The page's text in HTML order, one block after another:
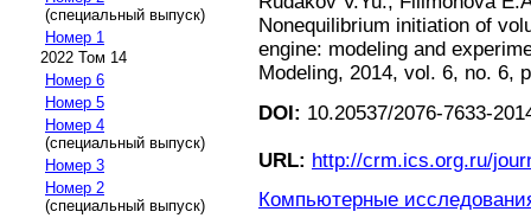
(специальный выпуск)
Номер 1
2022 Том 14
Номер 6
Номер 5
Номер 4
(специальный выпуск)
Номер 3
Номер 2
(специальный выпуск)
Nonequilibrium initiation of
engine: modeling and
Modeling, 2014, vol. 6, no. 6,
DOI: 10.20537/2076-7633-
URL: http://crm.ics.org.ru/
Компьютерные